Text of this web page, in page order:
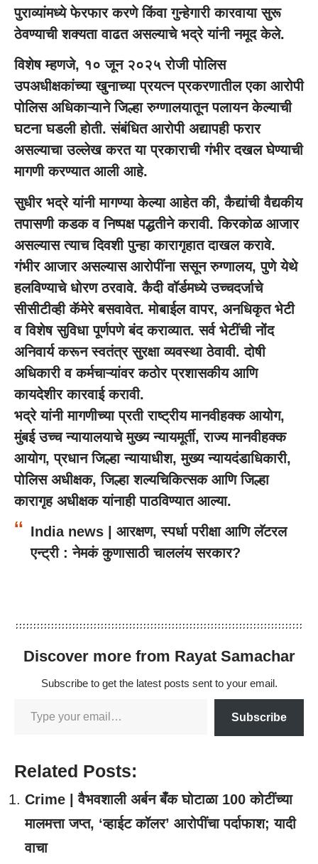
पुराव्यांमध्ये फेरफार करणे किंवा गुन्हेगारी कारवाया सुरू
ठेवण्याची शक्यता वाढत असल्याचे भद्रे यांनी नमूद केले.
विशेष म्हणजे, १० जून २०२५ रोजी पोलिस
उपअधीक्षकांच्या खुनाच्या प्रयत्न प्रकरणातील एका आरोपी
पोलिस अधिकाऱ्याने जिल्हा रुग्णालयातून पलायन केल्याची
घटना घडली होती. संबंधित आरोपी अद्यापही फरार
असल्याचा उल्लेख करत या प्रकाराची गंभीर दखल घेण्याची
मागणी करण्यात आली आहे.
सुधीर भद्रे यांनी मागण्या केल्या आहेत की, कैद्यांची वैद्यकीय
तपासणी कडक व निष्पक्ष पद्धतीने करावी. किरकोळ आजार
असल्यास त्याच दिवशी पुन्हा कारागृहात दाखल करावे.
गंभीर आजार असल्यास आरोपींना ससून रुग्णालय, पुणे येथे
हलविण्याचे धोरण ठरवावे. कैदी वॉर्डमध्ये उच्चदर्जाचे
सीसीटीव्ही कॅमेरे बसवावेत. मोबाईल वापर, अनधिकृत भेटी
व विशेष सुविधा पूर्णपणे बंद कराव्यात. सर्व भेटींची नोंद
अनिवार्य करून स्वतंत्र सुरक्षा व्यवस्था ठेवावी. दोषी
अधिकारी व कर्मचाऱ्यांवर कठोर प्रशासकीय आणि
कायदेशीर कारवाई करावी.
भद्रे यांनी मागणीच्या प्रती राष्ट्रीय मानवीहक्क आयोग,
मुंबई उच्च न्यायालयाचे मुख्य न्यायमूर्ती, राज्य मानवीहक्क
आयोग, प्रधान जिल्हा न्यायाधीश, मुख्य न्यायदंडाधिकारी,
पोलिस अधीक्षक, जिल्हा शल्यचिकित्सक आणि जिल्हा
कारागृह अधीक्षक यांनाही पाठविण्यात आल्या.
India news | आरक्षण, स्पर्धा परीक्षा आणि लॅटरल
एन्ट्री : नेमकं कुणासाठी चाललंय सरकार?
Discover more from Rayat Samachar
Subscribe to get the latest posts sent to your email.
Subscribe
Related Posts:
Crime | वैभवशाली अर्बन बँक घोटाळा 100 कोटींच्या
मालमत्ता जप्त, ‘व्हाईट कॉलर’ आरोपींचा पर्दाफाश; यादी
वाचा